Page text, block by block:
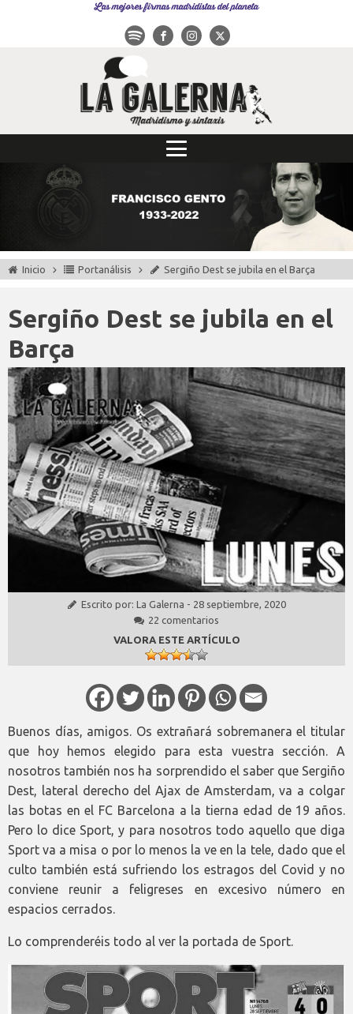
Las mejores firmas madridistas del planeta
Inicio Portanálisis Sergiño Dest se jubila en el Barça
Sergiño Dest se jubila en el
Barça
Escrito por: La Galerna - 28 septiembre, 2020
22 comentarios
VALORA ESTE ARTÍCULO
Buenos días, amigos. Os extrañará sobremanera el titular
que hoy hemos elegido para esta vuestra sección. A
nosotros también nos ha sorprendido el saber que Sergiño
Dest, lateral derecho del Ajax de Amsterdam, va a colgar
las botas en el FC Barcelona a la tierna edad de 19 años.
Pero lo dice Sport, y para nosotros todo aquello que diga
Sport va a misa o por lo menos la ve en la tele, dado que el
culto también está sufriendo los estragos del Covid y no
conviene reunir a feligreses en excesivo número en
espacios cerrados.
Lo comprenderéis todo al ver la portada de Sport.